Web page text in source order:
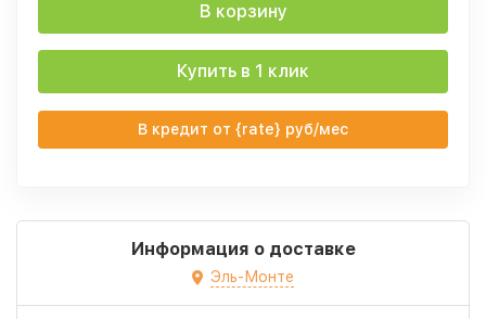
В корзину
Купить в 1 клик
В кредит от {rate} руб/мес
Информация о доставке
Эль-Монте